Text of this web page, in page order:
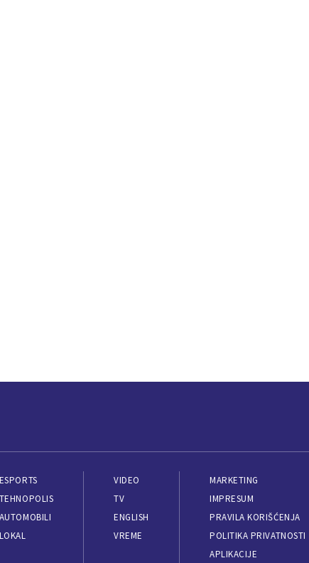
ESPORTS
TEHNOPOLIS
AUTOMOBILI
LOKAL
VIDEO
TV
ENGLISH
VREME
MARKETING
IMPRESUM
PRAVILA KORIŠĆENJA
POLITIKA PRIVATNOSTI
APLIKACIJE